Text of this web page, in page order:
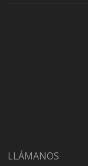
LLÁMANOS